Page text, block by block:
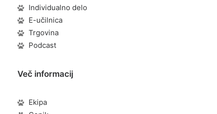
Individualno delo
E-učilnica
Trgovina
Podcast
Več informacij
Ekipa